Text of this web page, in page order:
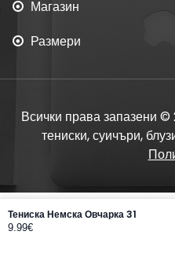
Магазин
Размери
Всички права запазени
тениски, суичъри,
Тениска Немска Овчарка 31
9.99€